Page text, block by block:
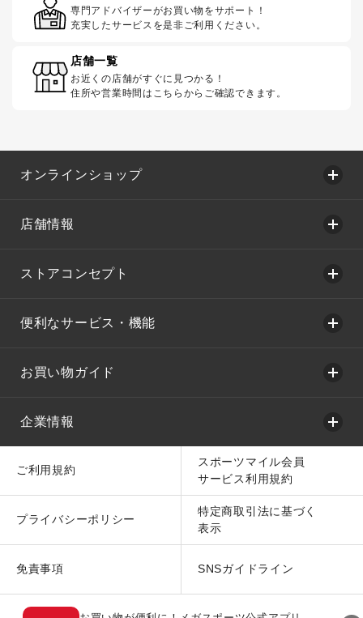
専門アドバイザーがお買い物をサポート！
充実したサービスを是非ご利用ください。
店舗一覧
お近くの店舗がすぐに見つかる！
住所や営業時間はこちらからご確認できます。
オンラインショップ
店舗情報
ストアコンセプト
便利なサービス・機能
お買い物ガイド
企業情報
ご利用規約
スポーツマイル会員
サービス利用規約
プライバシーポリシー
特定商取引法に基づく
表示
免責事項 SNSガイドライン